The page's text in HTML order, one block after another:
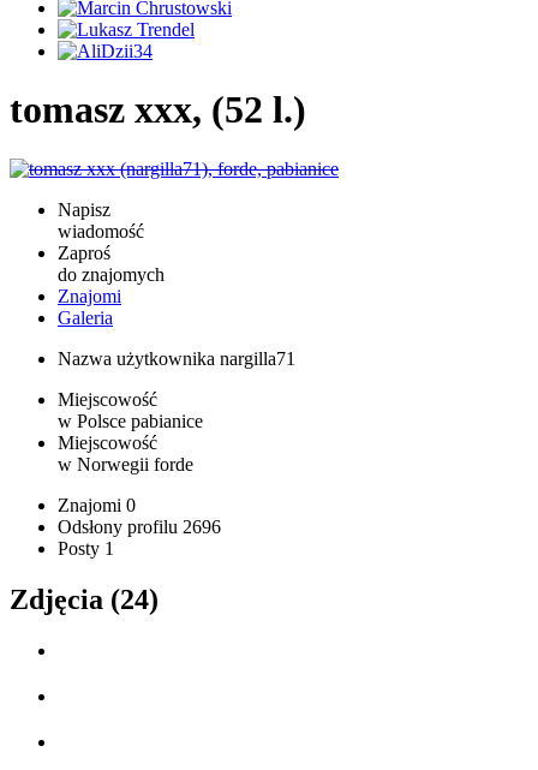
tomasz xxx, (52 l.)
Napisz
wiadomość
Zaproś
do znajomych
Znajomi
Galeria
Nazwa użytkownika nargilla71
Miejscowość
w Polsce pabianice
Miejscowość
w Norwegii forde
Znajomi 0
Odsłony profilu 2696
Posty 1
Zdjęcia (24)